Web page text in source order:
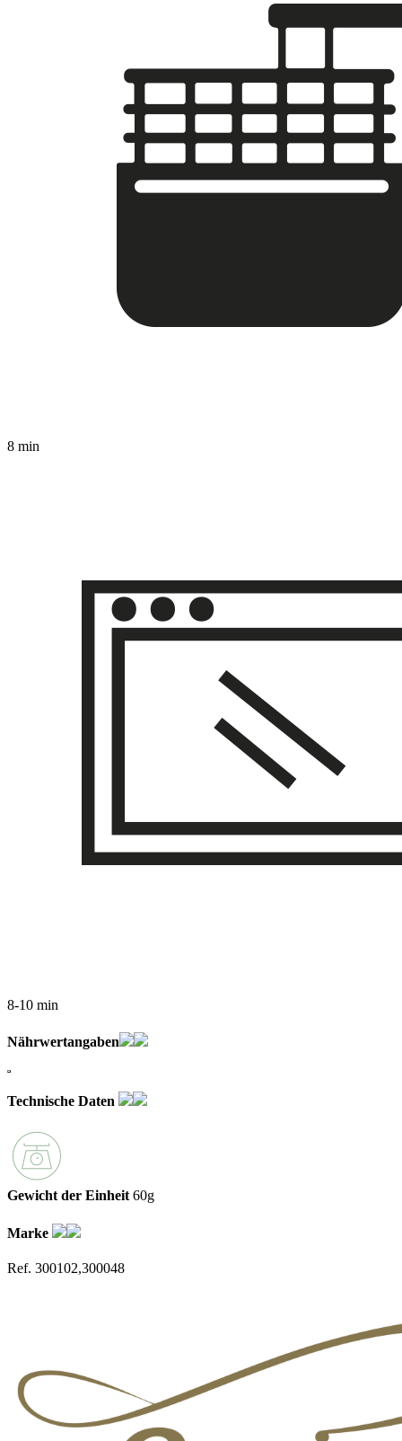
8 min
8-10 min
Nährwertangaben
Technische Daten
Gewicht der Einheit 60g
Marke
Ref. 300102,300048